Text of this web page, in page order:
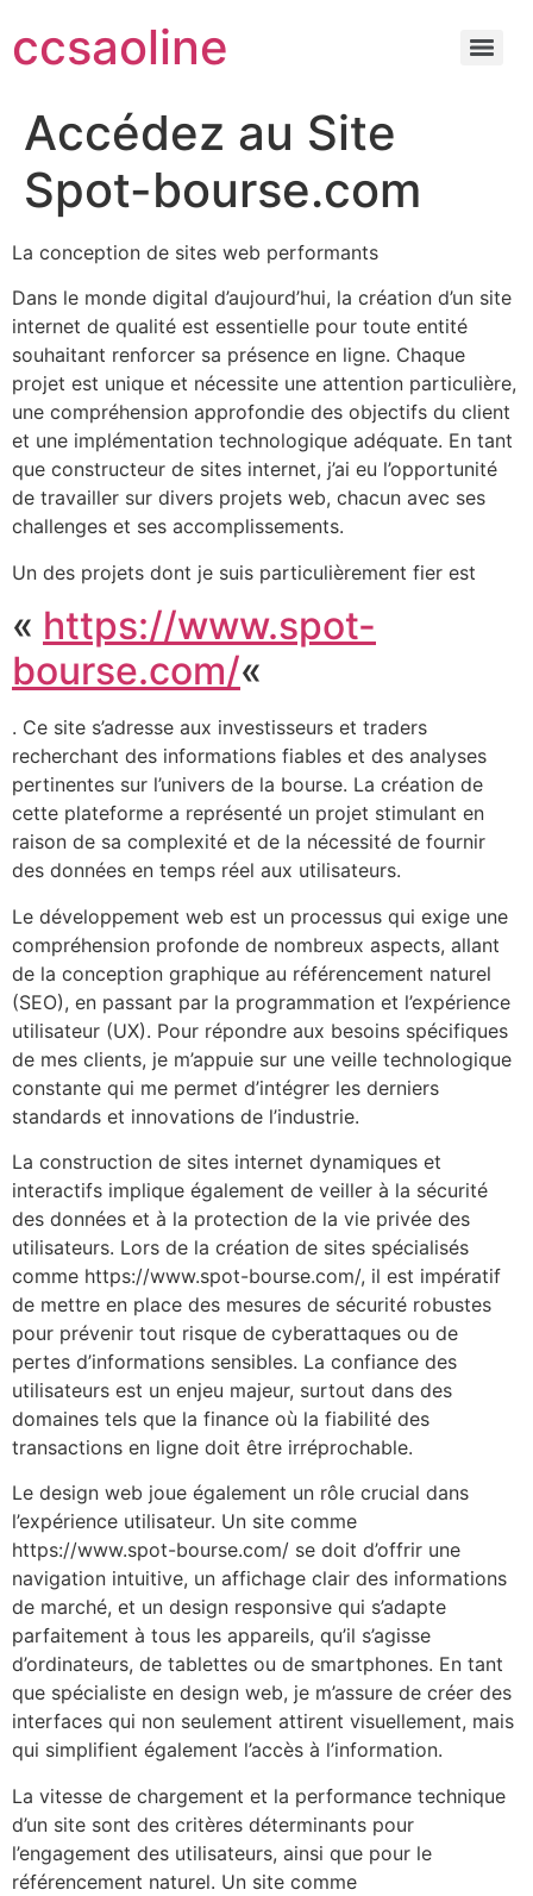
ccsaoline
Accédez au Site
Spot-bourse.com
La conception de sites web performants
Dans le monde digital d’aujourd’hui, la création d’un site
internet de qualité est essentielle pour toute entité
souhaitant renforcer sa présence en ligne. Chaque
projet est unique et nécessite une attention particulière,
une compréhension approfondie des objectifs du client
et une implémentation technologique adéquate. En tant
que constructeur de sites internet, j’ai eu l’opportunité
de travailler sur divers projets web, chacun avec ses
challenges et ses accomplissements.
Un des projets dont je suis particulièrement fier est
« https://www.spot-
bourse.com/«
. Ce site s’adresse aux investisseurs et traders
recherchant des informations fiables et des analyses
pertinentes sur l’univers de la bourse. La création de
cette plateforme a représenté un projet stimulant en
raison de sa complexité et de la nécessité de fournir
des données en temps réel aux utilisateurs.
Le développement web est un processus qui exige une
compréhension profonde de nombreux aspects, allant
de la conception graphique au référencement naturel
(SEO), en passant par la programmation et l’expérience
utilisateur (UX). Pour répondre aux besoins spécifiques
de mes clients, je m’appuie sur une veille technologique
constante qui me permet d’intégrer les derniers
standards et innovations de l’industrie.
La construction de sites internet dynamiques et
interactifs implique également de veiller à la sécurité
des données et à la protection de la vie privée des
utilisateurs. Lors de la création de sites spécialisés
comme https://www.spot-bourse.com/, il est impératif
de mettre en place des mesures de sécurité robustes
pour prévenir tout risque de cyberattaques ou de
pertes d’informations sensibles. La confiance des
utilisateurs est un enjeu majeur, surtout dans des
domaines tels que la finance où la fiabilité des
transactions en ligne doit être irréprochable.
Le design web joue également un rôle crucial dans
l’expérience utilisateur. Un site comme
https://www.spot-bourse.com/ se doit d’offrir une
navigation intuitive, un affichage clair des informations
de marché, et un design responsive qui s’adapte
parfaitement à tous les appareils, qu’il s’agisse
d’ordinateurs, de tablettes ou de smartphones. En tant
que spécialiste en design web, je m’assure de créer des
interfaces qui non seulement attirent visuellement, mais
qui simplifient également l’accès à l’information.
La vitesse de chargement et la performance technique
d’un site sont des critères déterminants pour
l’engagement des utilisateurs, ainsi que pour le
référencement naturel. Un site comme